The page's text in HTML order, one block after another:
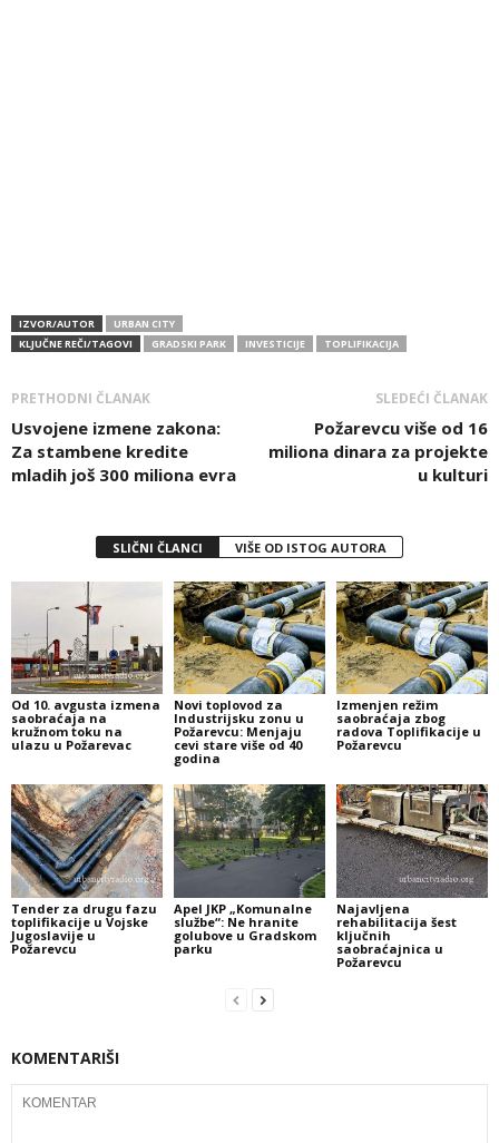
IZVOR/AUTOR
URBAN CITY
KLJUČNE REČI/TAGOVI
GRADSKI PARK INVESTICIJE TOPLIFIKACIJA
PRETHODNI ČLANAK
Usvojene izmene zakona:
Za stambene kredite
mladih još 300 miliona evra
SLEDEĆI ČLANAK
Požarevcu više od 16
miliona dinara za projekte
u kulturi
SLIČNI ČLANCI VIŠE OD ISTOG AUTORA
Od 10. avgusta izmena
saobraćaja na
kružnom toku na
ulazu u Požarevac
Novi toplovod za
Industrijsku zonu u
Požarevcu: Menjaju
cevi stare više od 40
godina
Izmenjen režim
saobraćaja zbog
radova Toplifikacije u
Požarevcu
Tender za drugu fazu
toplifikacije u Vojske
Jugoslavije u
Požarevcu
Apel JKP „Komunalne
službe“: Ne hranite
golubove u Gradskom
parku
Najavljena
rehabilitacija šest
ključnih
saobraćajnica u
Požarevcu
KOMENTARIŠI